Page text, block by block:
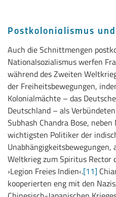
Postkolonialismus
Auch die Schnittmengen
Nationalsozialismus werfen
während des Zweiten
der Freiheitsbewegungen,
Kolonialmächte – das
Deutschland – als
Subhash Chandra Bose,
wichtigsten Politiker der
Weltkrieg zum Spiritus Rector
›Legion Freies Indien‹.[11]
kooperierten eng mit den